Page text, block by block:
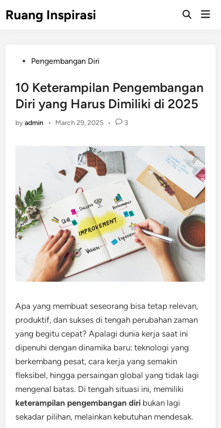
toRuang Inspirasi
PostedPengembangan Diri
10 Keterampilan Pengembangan
Diri yang Harus Dimiliki di 2025
byadmin • March 29, 2025 • 3
Apa yang membuat seseorang bisa tetap relevan,
produktif, dan sukses di tengah perubahan zaman
yang begitu cepat? Apalagi dunia kerja saat ini
dipenuhi dengan dinamika baru: teknologi yang
berkembang pesat, cara kerja yang semakin
fleksibel, hingga persaingan global yang tidak lagi
mengenal batas. Di tengah situasi ini, memiliki
keterampilan pengembangan diri bukan lagi
sekadar pilihan, melainkan kebutuhan mendesak.